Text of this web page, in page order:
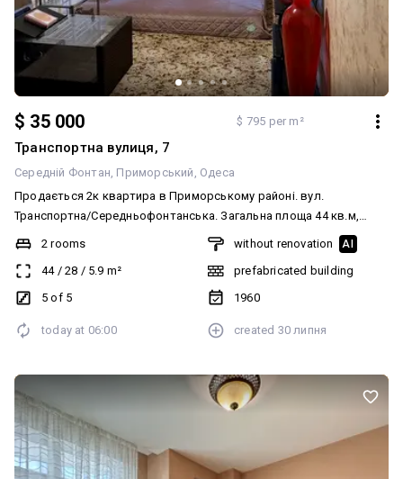
$ 35 000 $ 795 per m²
Транспортна вулиця, 7
Середній Фонтан Приморський Одеса
Продається 2к квартира в Приморському районі. вул.
Транспортна/Середньофонтанська. Загальна площа 44 кв.м,
розташована на 5 поверсі. Роздільне планування, двостороння.
Квартирі потрібний ремонт. Зроблено ремонт лише у санвузлі.
Встановлено металопластикові вікна. Телефонуйте, організую
перегляд.
2 rooms
44/ 28 / 5.9 m²
5 of 5
without renovation AI
prefabricated building
1960
today at 06:00 created 30 липня